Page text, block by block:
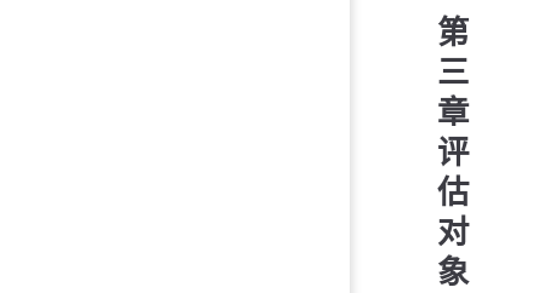
第
三
章
评
估
对
象